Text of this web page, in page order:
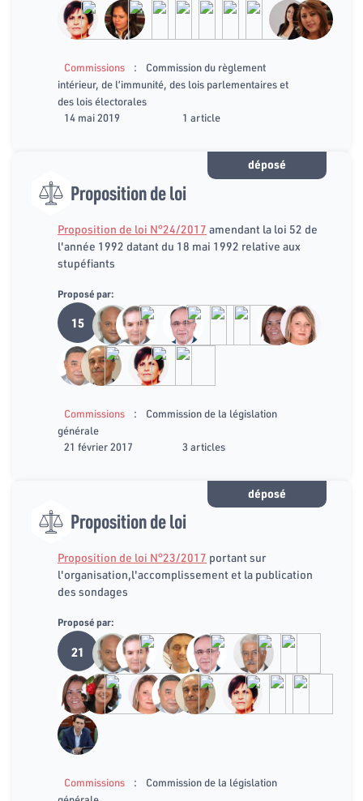
Commissions :
Commission du règlement
intérieur, de l’immunité, des lois parlementaires et
des lois électorales
14 mai 2019
1 article
déposé
Proposition de loi
Proposition de loi N°24/2017 amendant la loi 52 de
l'année 1992 datant du 18 mai 1992 relative aux
stupéfiants
Proposé par:
15
Commissions :
Commission de la législation
générale
21 février 2017
3 articles
déposé
Proposition de loi
Proposition de loi N°23/2017 portant sur
l'organisation,l'accomplissement et la publication
des sondages
Proposé par:
21
Commissions :
Commission de la législation